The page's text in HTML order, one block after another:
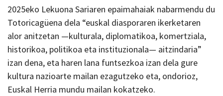
2025eko Lekuona Sariaren epaimahaiak nabarmendu du
Totoricagüena dela “euskal diasporaren ikerketaren
alor anitzetan —kulturala, diplomatikoa, komertziala,
historikoa, politikoa eta instituzionala— aitzindaria”
izan dena, eta haren lana funtsezkoa izan dela gure
kultura nazioarte mailan ezagutzeko eta, ondorioz,
Euskal Herria mundu mailan kokatzeko.